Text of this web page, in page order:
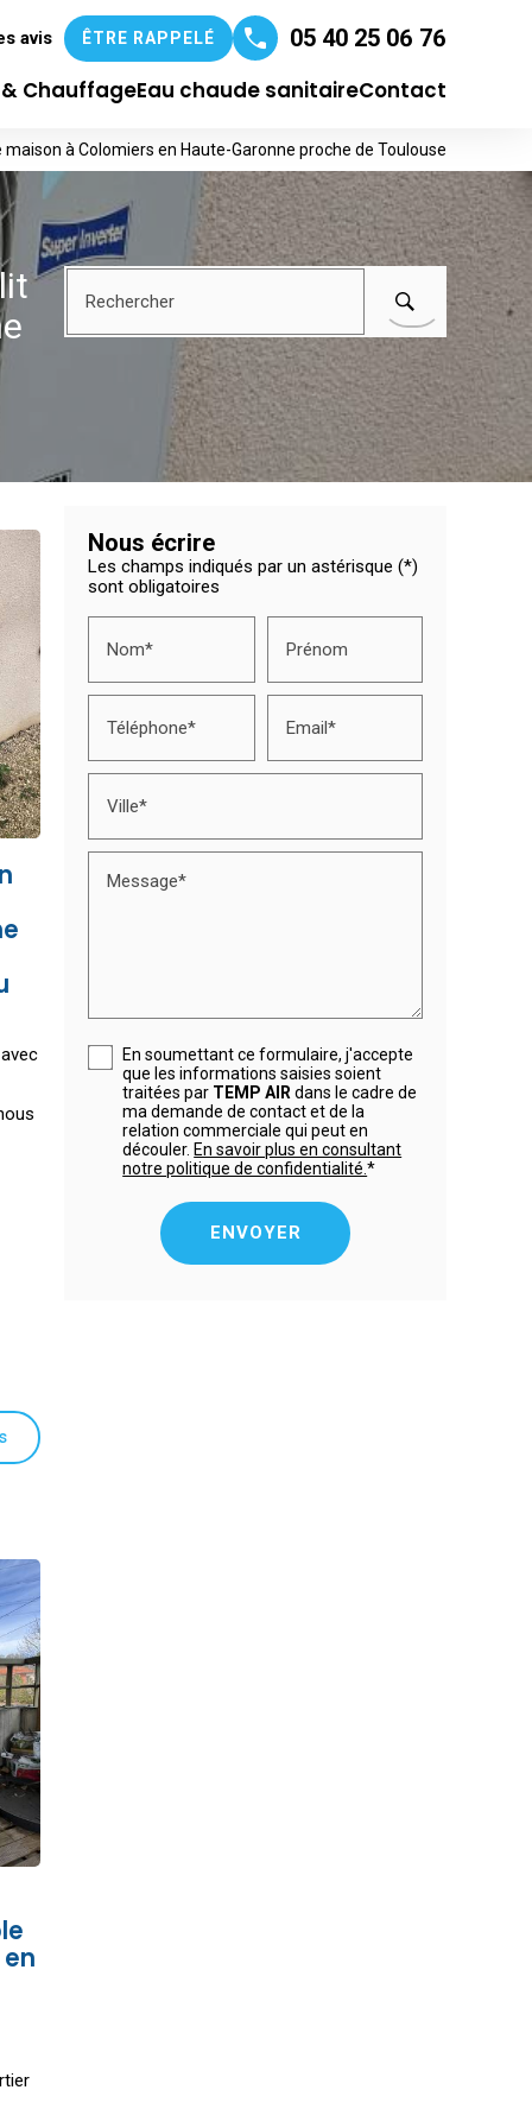
avis ÊTRE RAPPELÉ
05 40 25 06 76
ChauffageEau chaude sanitaireContact
à Colomiers en Haute-Garonne proche de Toulouse
Rechercher
Nous écrire
Les champs indiqués par un astérisque (*)
sont obligatoires
Nom* Prénom
Téléphone* Email*
Ville*
Message*
En soumettant ce formulaire, j'accepte
que les informations saisies soient
traitées par TEMP AIR dans le cadre de
ma demande de contact et de la
relation commerciale qui peut en
découler. En savoir plus en consultant
notre politique de confidentialité.*